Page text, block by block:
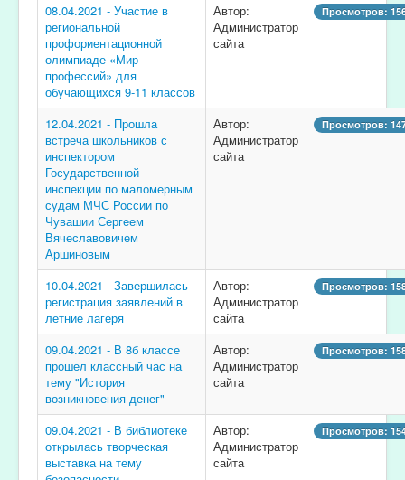
08.04.2021 - Участие в
региональной
профориентационной
олимпиаде «Мир
профессий» для
обучающихся 9-11 классов
Автор:
Администратор
сайта
Просмотров:
12.04.2021 - Прошла
встреча школьников с
инспектором
Государственной
инспекции по маломерным
судам МЧС России по
Чувашии Сергеем
Вячеславовичем
Аршиновым
Автор:
Администратор
сайта
Просмотров:
10.04.2021 - Завершилась
регистрация заявлений в
летние лагеря
Автор:
Администратор
сайта
Просмотров:
09.04.2021 - В 8б классе
прошел классный час на
тему "История
возникновения денег"
Автор:
Администратор
сайта
Просмотров:
09.04.2021 - В библиотеке
открылась творческая
выставка на тему
Автор:
Администратор
сайта
Просмотров: